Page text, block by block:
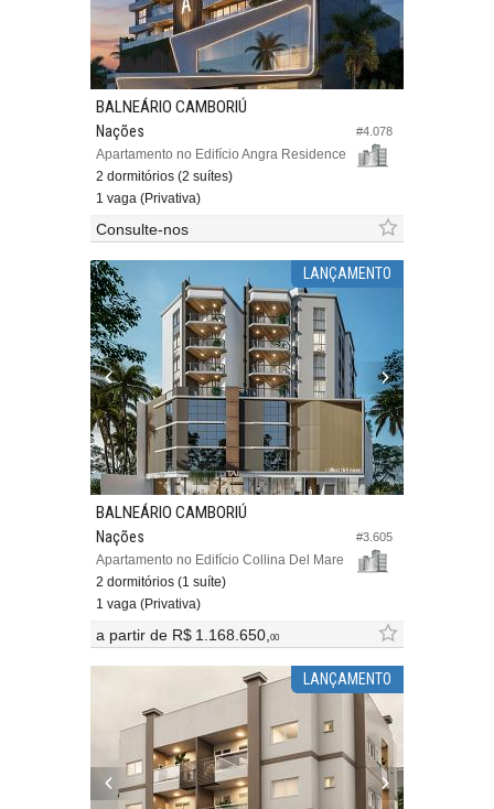
#4.078
BALNEÁRIO CAMBORIÚ
Nações
Apartamento no Edifício Angra Residence
2 dormitórios (2 suítes)
1 vaga (Privativa)
Consulte-nos
LANÇAMENTO
#3.605
BALNEÁRIO CAMBORIÚ
Nações
Apartamento no Edifício Collina Del Mare
2 dormitórios (1 suíte)
1 vaga (Privativa)
a partir de R$ 1.168.650,00
LANÇAMENTO